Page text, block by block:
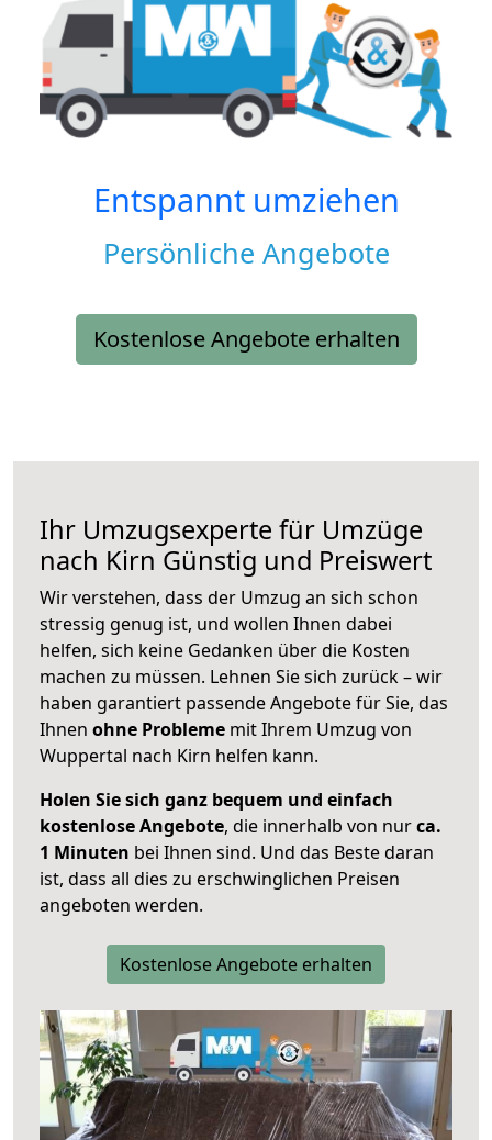
Entspannt umziehen
Persönliche Angebote
Kostenlose Angebote erhalten
Ihr Umzugsexperte für Umzüge
nach Kirn Günstig und Preiswert
Wir verstehen, dass der Umzug an sich schon
stressig genug ist, und wollen Ihnen dabei
helfen, sich keine Gedanken über die Kosten
machen zu müssen. Lehnen Sie sich zurück – wir
haben garantiert passende Angebote für Sie, das
Ihnen ohne Probleme mit Ihrem Umzug von
Wuppertal nach Kirn helfen kann.
Holen Sie sich ganz bequem und einfach
kostenlose Angebote, die innerhalb von nurca.
1 Minuten bei Ihnen sind. Und das Beste daran
ist, dass all dies zu erschwinglichen Preisen
angeboten werden.
Kostenlose Angebote erhalten